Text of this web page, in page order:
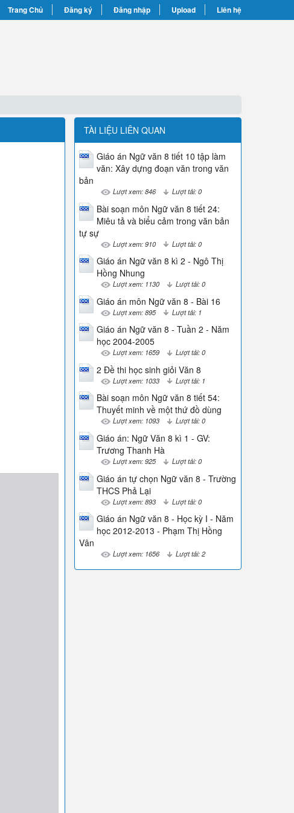
Trang Chủ Đăng ký Đăng nhập Upload Liên hệ
TÀI LIỆU LIÊN QUAN
Giáo án Ngữ văn 8 tiết 10 tập làm
văn: Xây dựng đoạn văn trong văn
bản
Lượt xem: 846 Lượt tải: 0
Bài soạn môn Ngữ văn 8 tiết 24:
Miêu tả và biểu cảm trong văn bản
tự sự
Lượt xem: 910 Lượt tải: 0
Giáo án Ngữ văn 8 kì 2 - Ngô Thị
Hồng Nhung
Lượt xem: 1130 Lượt tải: 0
Giáo án môn Ngữ văn 8 - Bài 16
Lượt xem: 895 Lượt tải: 1
Giáo án Ngữ văn 8 - Tuần 2 - Năm
học 2004-2005
Lượt xem: 1659 Lượt tải: 0
2 Đề thi học sinh giỏi Văn 8
Lượt xem: 1033 Lượt tải: 1
Bài soạn môn Ngữ văn 8 tiết 54:
Thuyết minh về một thứ đồ dùng
Lượt xem: 1093 Lượt tải: 0
Giáo án: Ngữ Văn 8 kì 1 - GV:
Trương Thanh Hà
Lượt xem: 925 Lượt tải: 0
Giáo án tự chọn Ngữ văn 8 - Trường
THCS Phả Lại
Lượt xem: 893 Lượt tải: 0
Giáo án Ngữ văn 8 - Học kỳ I - Năm
học 2012-2013 - Phạm Thị Hồng
Vân
Lượt xem: 1656 Lượt tải: 2